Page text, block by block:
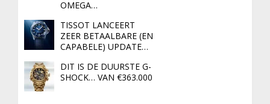
OMEGA…
TISSOT LANCEERT
ZEER BETAALBARE (EN
CAPABELE) UPDATE…
DIT IS DE DUURSTE G-
SHOCK… VAN €363.000